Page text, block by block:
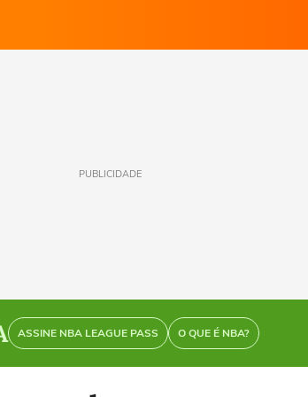
PUBLICIDADE
ASSINE NBA LEAGUE PASS O QUE É NBA?